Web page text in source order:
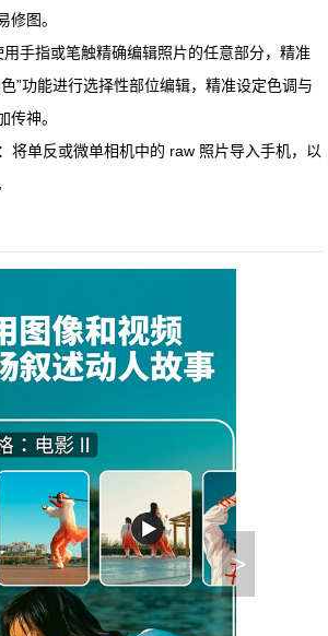
修图。
指或笔触精确编辑照片的任意部分，精准
”功能进行选择性部位编辑，精准设定色调与
传神。
单反或微单相机中的 raw 照片导入手机，以
>